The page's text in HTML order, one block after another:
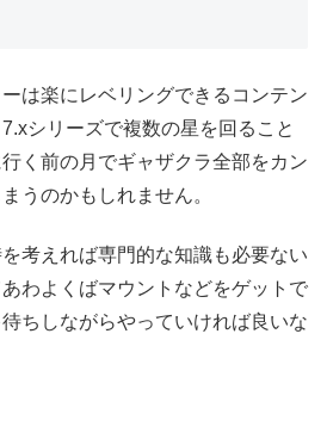
は楽にレベリングできるコンテン
シリーズで複数の星を回ること
く前の月でギャザクラ全部をカン
うのかもしれません。
考えれば専門的な知識も必要ない
わよくばマウントなどをゲットで
ちしながらやっていければ良いな